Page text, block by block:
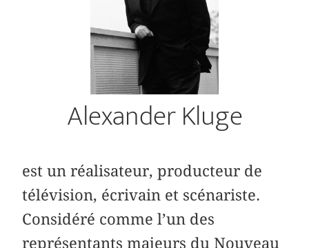
Alexander Kluge
est un réalisateur, producteur de
télévision, écrivain et scénariste.
Considéré comme l’un des
représentants majeurs du Nouveau